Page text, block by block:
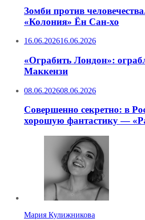
Зомби против
«Колония» Ён Сан-хо
16.06.202616.06.2026
«Ограбить Лондон»:
Маккензи
08.06.202608.06.2026
Совершенно секретно: в
хорошую фантастику —
Мария Кулижникова